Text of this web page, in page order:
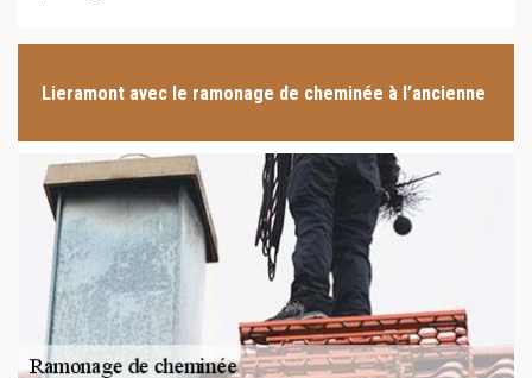
Lieramont avec le ramonage de cheminée à l’ancienne